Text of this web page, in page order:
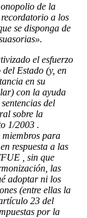
de la
a los
se disponga de
el esfuerzo
Estado (y, en
en su
con la ayuda
del
sobre la
1/2003 .
miembros para
respuesta a las
, sin que
las
adoptar ni los
(entre ellas la
23 del
por la